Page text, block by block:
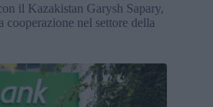
il Kazakistan Garysh Sapary,
cooperazione nel settore della